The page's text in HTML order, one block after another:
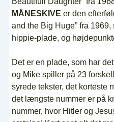
MÅNESKIVE er den
and the Big Huge” fra
hippie-plade, og
Det er en plade, som har
og Mike spiller på 23
syrede tekster, det korteste
det længste nummer er på
nummer, hvor Hitler og